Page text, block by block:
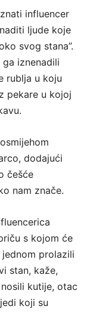
influencer
ljude koje
svog stana”.
iznenadili
rublja u koju
pekare u kojoj
dodajući
češće
nam znače.
s kojom će
prolazili
stan, kaže,
kutije, otac
koji su